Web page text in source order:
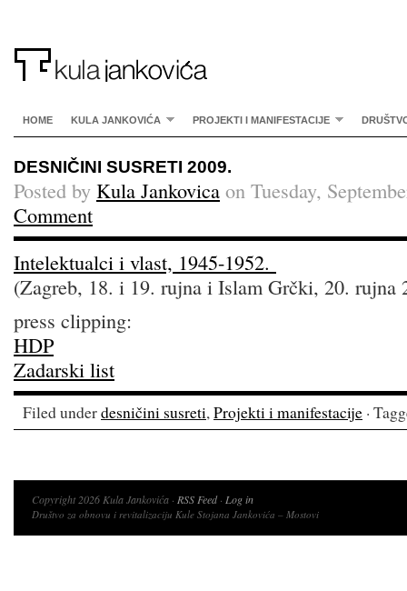
HOME KULA JANKOVIĆA PROJEKTI I MANIFESTACIJE
DESNIČINI SUSRETI 2009.
Posted by Kula Jankovica on Tuesday,
Comment
Intelektualci i vlast, 1945-1952.
(Zagreb, 18. i 19. rujna i Islam Grčki, 20. rujna
press clipping:
HDP
Zadarski list
Filed underdesničini susreti,Projekti i manifestacije ·
Copyright 2026 Kula Jankovića · RSS Feed· Log in
Društvo za obnovu i revitalizaciju Kule Stojana Jankovića – Mostovi